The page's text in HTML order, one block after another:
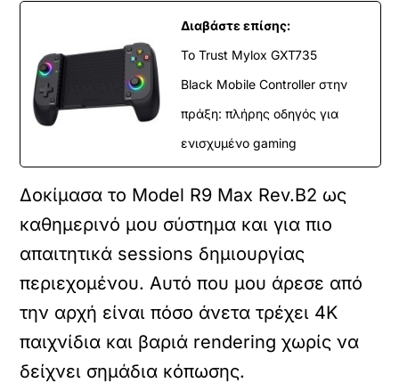
Διαβάστε επίσης:
Το Trust Mylox GXT735
Black Mobile Controller στην
πράξη: πλήρης οδηγός για
ενισχυμένο gaming
Δοκίμασα το Model R9 Max Rev.B2 ως
καθημερινό μου σύστημα και για πιο
απαιτητικά sessions δημιουργίας
περιεχομένου. Αυτό που μου άρεσε από
την αρχή είναι πόσο άνετα τρέχει 4K
παιχνίδια και βαριά rendering χωρίς να
δείχνει σημάδια κόπωσης.